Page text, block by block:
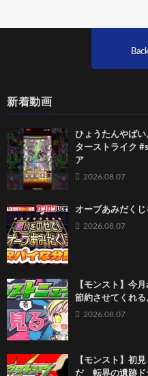
新着動画
ひょうたんやば
ターストライク
ア
2026.08.07
オーブあみだくじ
2026.08.07
【モンスト】今
節約させてくれ
2026.08.07
【モンスト】初
だ 転界の遺跡ド